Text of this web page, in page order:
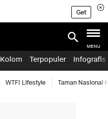
Get
MENU
Kolom Terpopuler Infografis
WTF! Lifestyle Taman Nasional